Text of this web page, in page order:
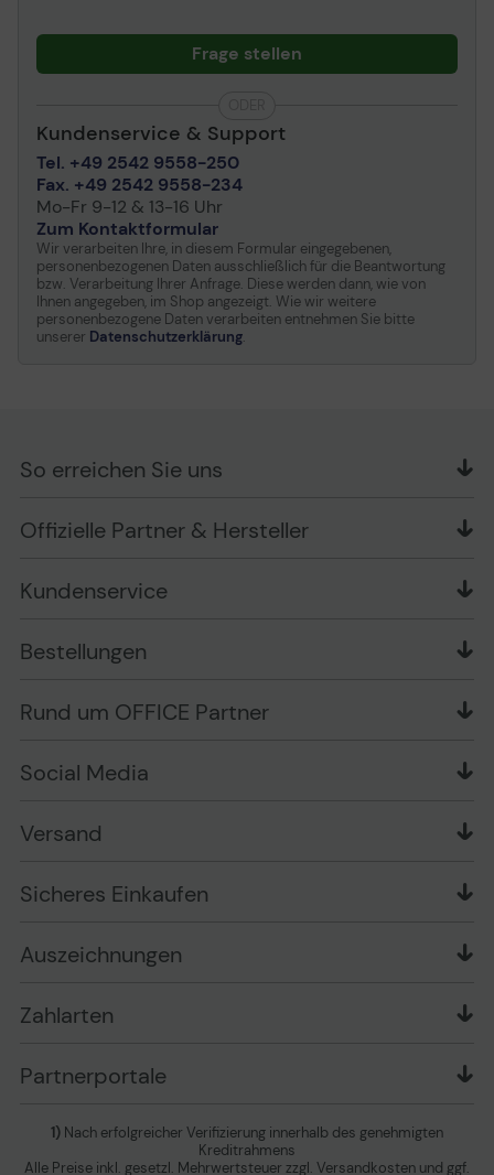
Frage stellen
Kundenservice & Support
Tel. +49 2542 9558-250
Fax. +49 2542 9558-234
Mo-Fr 9-12 & 13-16 Uhr
Zum Kontaktformular
Wir verarbeiten Ihre, in diesem Formular eingegebenen,
personenbezogenen Daten ausschließlich für die Beantwortung
bzw. Verarbeitung Ihrer Anfrage. Diese werden dann, wie von
Ihnen angegeben, im Shop angezeigt. Wie wir weitere
personenbezogene Daten verarbeiten entnehmen Sie bitte
unserer Datenschutzerklärung.
Offizielle Partner & Hersteller
Kundenservice
Bewertungsrichtlinien
Wissen mit OP
Markenshops
Garantiearten
Information zur Entsorgung von Batterien und
Vertrag widerrufen
Bestellungen
Versand im Namen Dritter
Muster-Widerrufsformular
Versandinformationen
Sicheres Einkaufen
AGB
Rund um OFFICE Partner
Stellenangebote
Playox.de
Presse
Impressum
Zu den Barrierefreiheitseinstellungen
Erklärung zur Barrierefreiheit
So erreichen Sie uns
Schlesierring 35
Telefon: +49 (0) 2542 / 9558250
Ansprechpartner bei fehlerhafter Ware und Schäden
Social Media
Versand
Sicheres Einkaufen
Auszeichnungen
Zahlarten
Partnerportale
1) Nach erfolgreicher Verifizierung innerhalb des genehmigten
Kreditrahmens
Alle Preise inkl. gesetzl. Mehrwertsteuer zzgl. Versandkosten und ggf.